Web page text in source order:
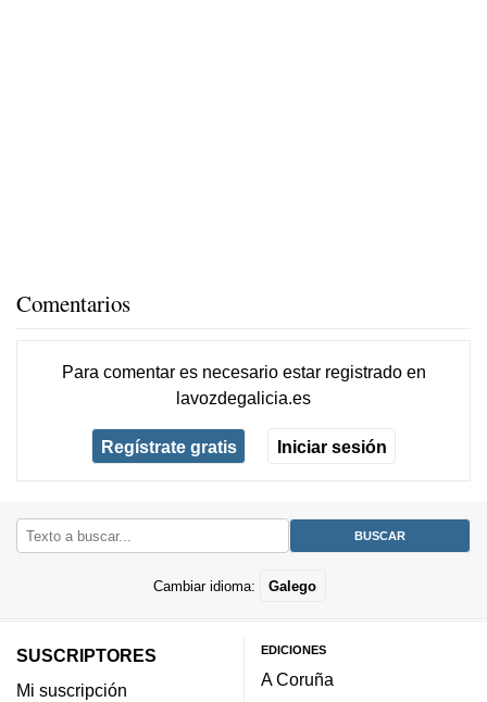
Comentarios
Para comentar es necesario estar registradoen
lavozdegalicia.es
Regístrate gratis Iniciar sesión
Cambiar idioma: Galego
SUSCRIPTORES
Mi suscripción
EDICIONES
A Coruña